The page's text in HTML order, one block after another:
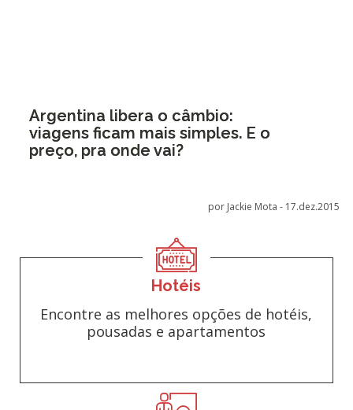
Argentina libera o câmbio:
viagens ficam mais simples. E o
preço, pra onde vai?
por Jackie Mota - 17.dez.2015
Hotéis
Encontre as melhores opções de hotéis,
pousadas e apartamentos